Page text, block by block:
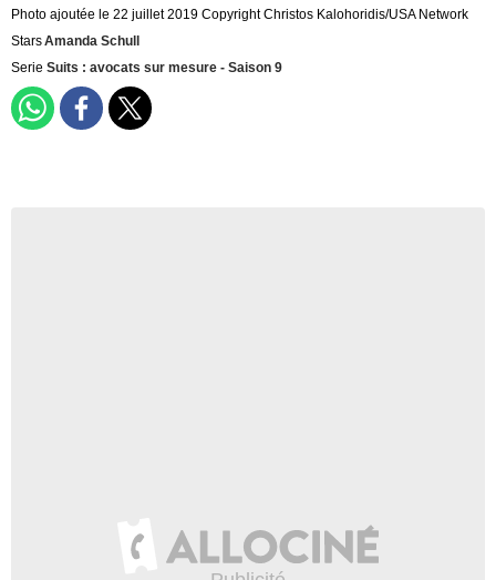
Photo ajoutée le 22 juillet 2019 Copyright Christos Kalohoridis/USA Network
StarsAmanda Schull
Serie Suits : avocats sur mesure - Saison 9